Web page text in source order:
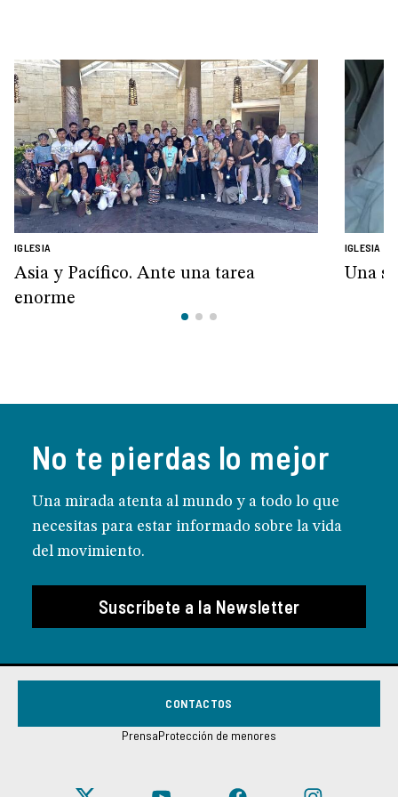
IGLESIA
Asia y Pacífico. Ante una tarea
enorme
IGLESIA
Una
No te pierdas lo mejor
Una mirada atenta al mundo y a todo lo que
necesitas para estar informado sobre la vida
del movimiento.
Suscríbete a la Newsletter
CONTACTOS
PrensaProtección de menores